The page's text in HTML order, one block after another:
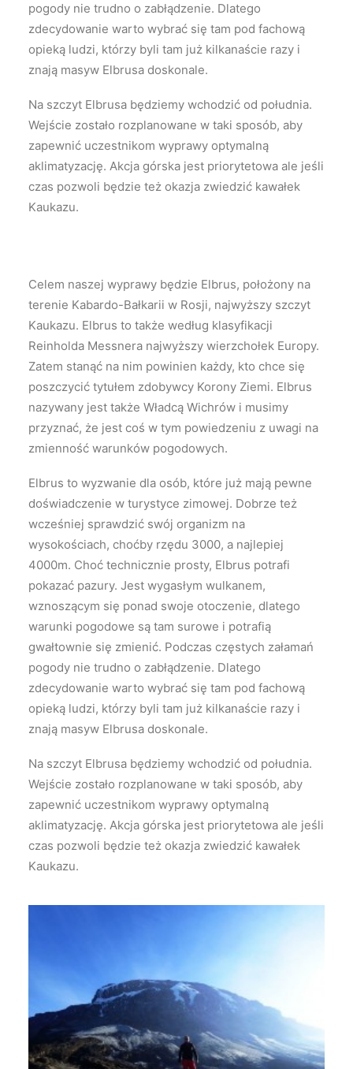
pogody nie trudno o zabłądzenie. Dlatego
zdecydowanie warto wybrać się tam pod fachową
opieką ludzi, którzy byli tam już kilkanaście razy i
znają masyw Elbrusa doskonale.
Na szczyt Elbrusa będziemy wchodzić od południa.
Wejście zostało rozplanowane w taki sposób, aby
zapewnić uczestnikom wyprawy optymalną
aklimatyzację. Akcja górska jest priorytetowa ale jeśli
czas pozwoli będzie też okazja zwiedzić kawałek
Kaukazu.
Celem naszej wyprawy będzie Elbrus, położony na
terenie Kabardo-Bałkarii w Rosji, najwyższy szczyt
Kaukazu. Elbrus to także według klasyfikacji
Reinholda Messnera najwyższy wierzchołek Europy.
Zatem stanąć na nim powinien każdy, kto chce się
poszczycić tytułem zdobywcy Korony Ziemi. Elbrus
nazywany jest także Władcą Wichrów i musimy
przyznać, że jest coś w tym powiedzeniu z uwagi na
zmienność warunków pogodowych.
Elbrus to wyzwanie dla osób, które już mają pewne
doświadczenie w turystyce zimowej. Dobrze też
wcześniej sprawdzić swój organizm na
wysokościach, choćby rzędu 3000, a najlepiej
4000m. Choć technicznie prosty, Elbrus potrafi
pokazać pazury. Jest wygasłym wulkanem,
wznoszącym się ponad swoje otoczenie, dlatego
warunki pogodowe są tam surowe i potrafią
gwałtownie się zmienić. Podczas częstych załamań
pogody nie trudno o zabłądzenie. Dlatego
zdecydowanie warto wybrać się tam pod fachową
opieką ludzi, którzy byli tam już kilkanaście razy i
znają masyw Elbrusa doskonale.
Na szczyt Elbrusa będziemy wchodzić od południa.
Wejście zostało rozplanowane w taki sposób, aby
zapewnić uczestnikom wyprawy optymalną
aklimatyzację. Akcja górska jest priorytetowa ale jeśli
czas pozwoli będzie też okazja zwiedzić kawałek
Kaukazu.